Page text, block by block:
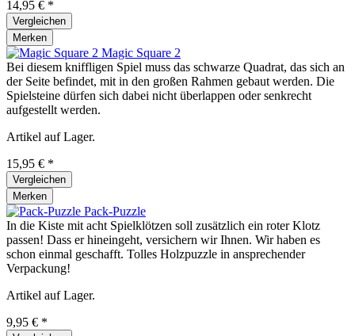
14,95 € *
Vergleichen
Merken
Magic Square 2
Bei diesem kniffligen Spiel muss das schwarze Quadrat, das sich an
der Seite befindet, mit in den großen Rahmen gebaut werden. Die
Spielsteine dürfen sich dabei nicht überlappen oder senkrecht
aufgestellt werden.
Artikel auf Lager.
15,95 € *
Vergleichen
Merken
Pack-Puzzle
In die Kiste mit acht Spielklötzen soll zusätzlich ein roter Klotz
passen! Dass er hineingeht, versichern wir Ihnen. Wir haben es
schon einmal geschafft. Tolles Holzpuzzle in ansprechender
Verpackung!
Artikel auf Lager.
9,95 € *